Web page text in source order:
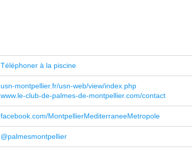
Téléphoner à la piscine
usn-montpellier.fr/usn-web/view/index.php
www.le-club-de-palmes-de-montpellier.com/contact
facebook.com/MontpellierMediterraneeMetropole
@palmesmontpellier